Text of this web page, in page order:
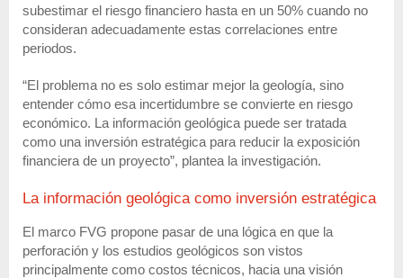
subestimar el riesgo financiero hasta en un 50% cuando no
consideran adecuadamente estas correlaciones entre
periodos.
“El problema no es solo estimar mejor la geología, sino
entender cómo esa incertidumbre se convierte en riesgo
económico. La información geológica puede ser tratada
como una inversión estratégica para reducir la exposición
financiera de un proyecto”, plantea la investigación.
La información geológica como inversión estratégica
El marco FVG propone pasar de una lógica en que la
perforación y los estudios geológicos son vistos
principalmente como costos técnicos, hacia una visión